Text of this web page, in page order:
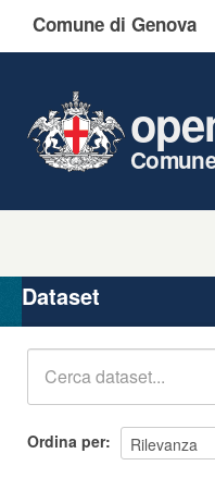
Comune di Genova
Organizzazioni
Gruppi
Dataset
Ordina per